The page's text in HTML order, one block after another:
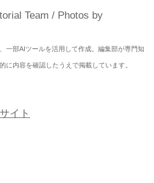
Team / Photos by
一部AIツールを活用して作成。編集部が専門知
に内容を確認したうえで掲載しています。
イト